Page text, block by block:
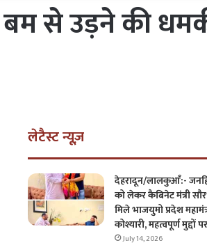
से उड़ने की
लेटैस्ट न्यूज़
देहरादून/लालकुआँ:-
को लेकर कैबिनेट मंत्री
मिले भाजयुमो प्रदेश
कोश्यारी, महत्वपूर्ण मुद्दों
July 14, 2026